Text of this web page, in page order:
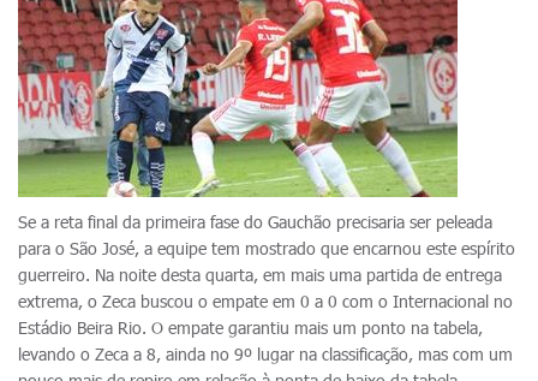
Se a reta final da primeira fase do Gauchão precisaria ser peleada
para o São José, a equipe tem mostrado que encarnou este espírito
guerreiro. Na noite desta quarta, em mais uma partida de entrega
extrema, o Zeca buscou o empate em 0 a 0 com o Internacional no
Estádio Beira Rio. O empate garantiu mais um ponto na tabela,
levando o Zeca a 8, ainda no 9º lugar na classificação, mas com um